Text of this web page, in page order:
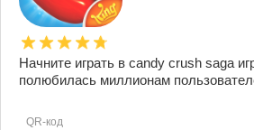
Начните играть в candy crush saga
полюбилась миллионам
QR-код